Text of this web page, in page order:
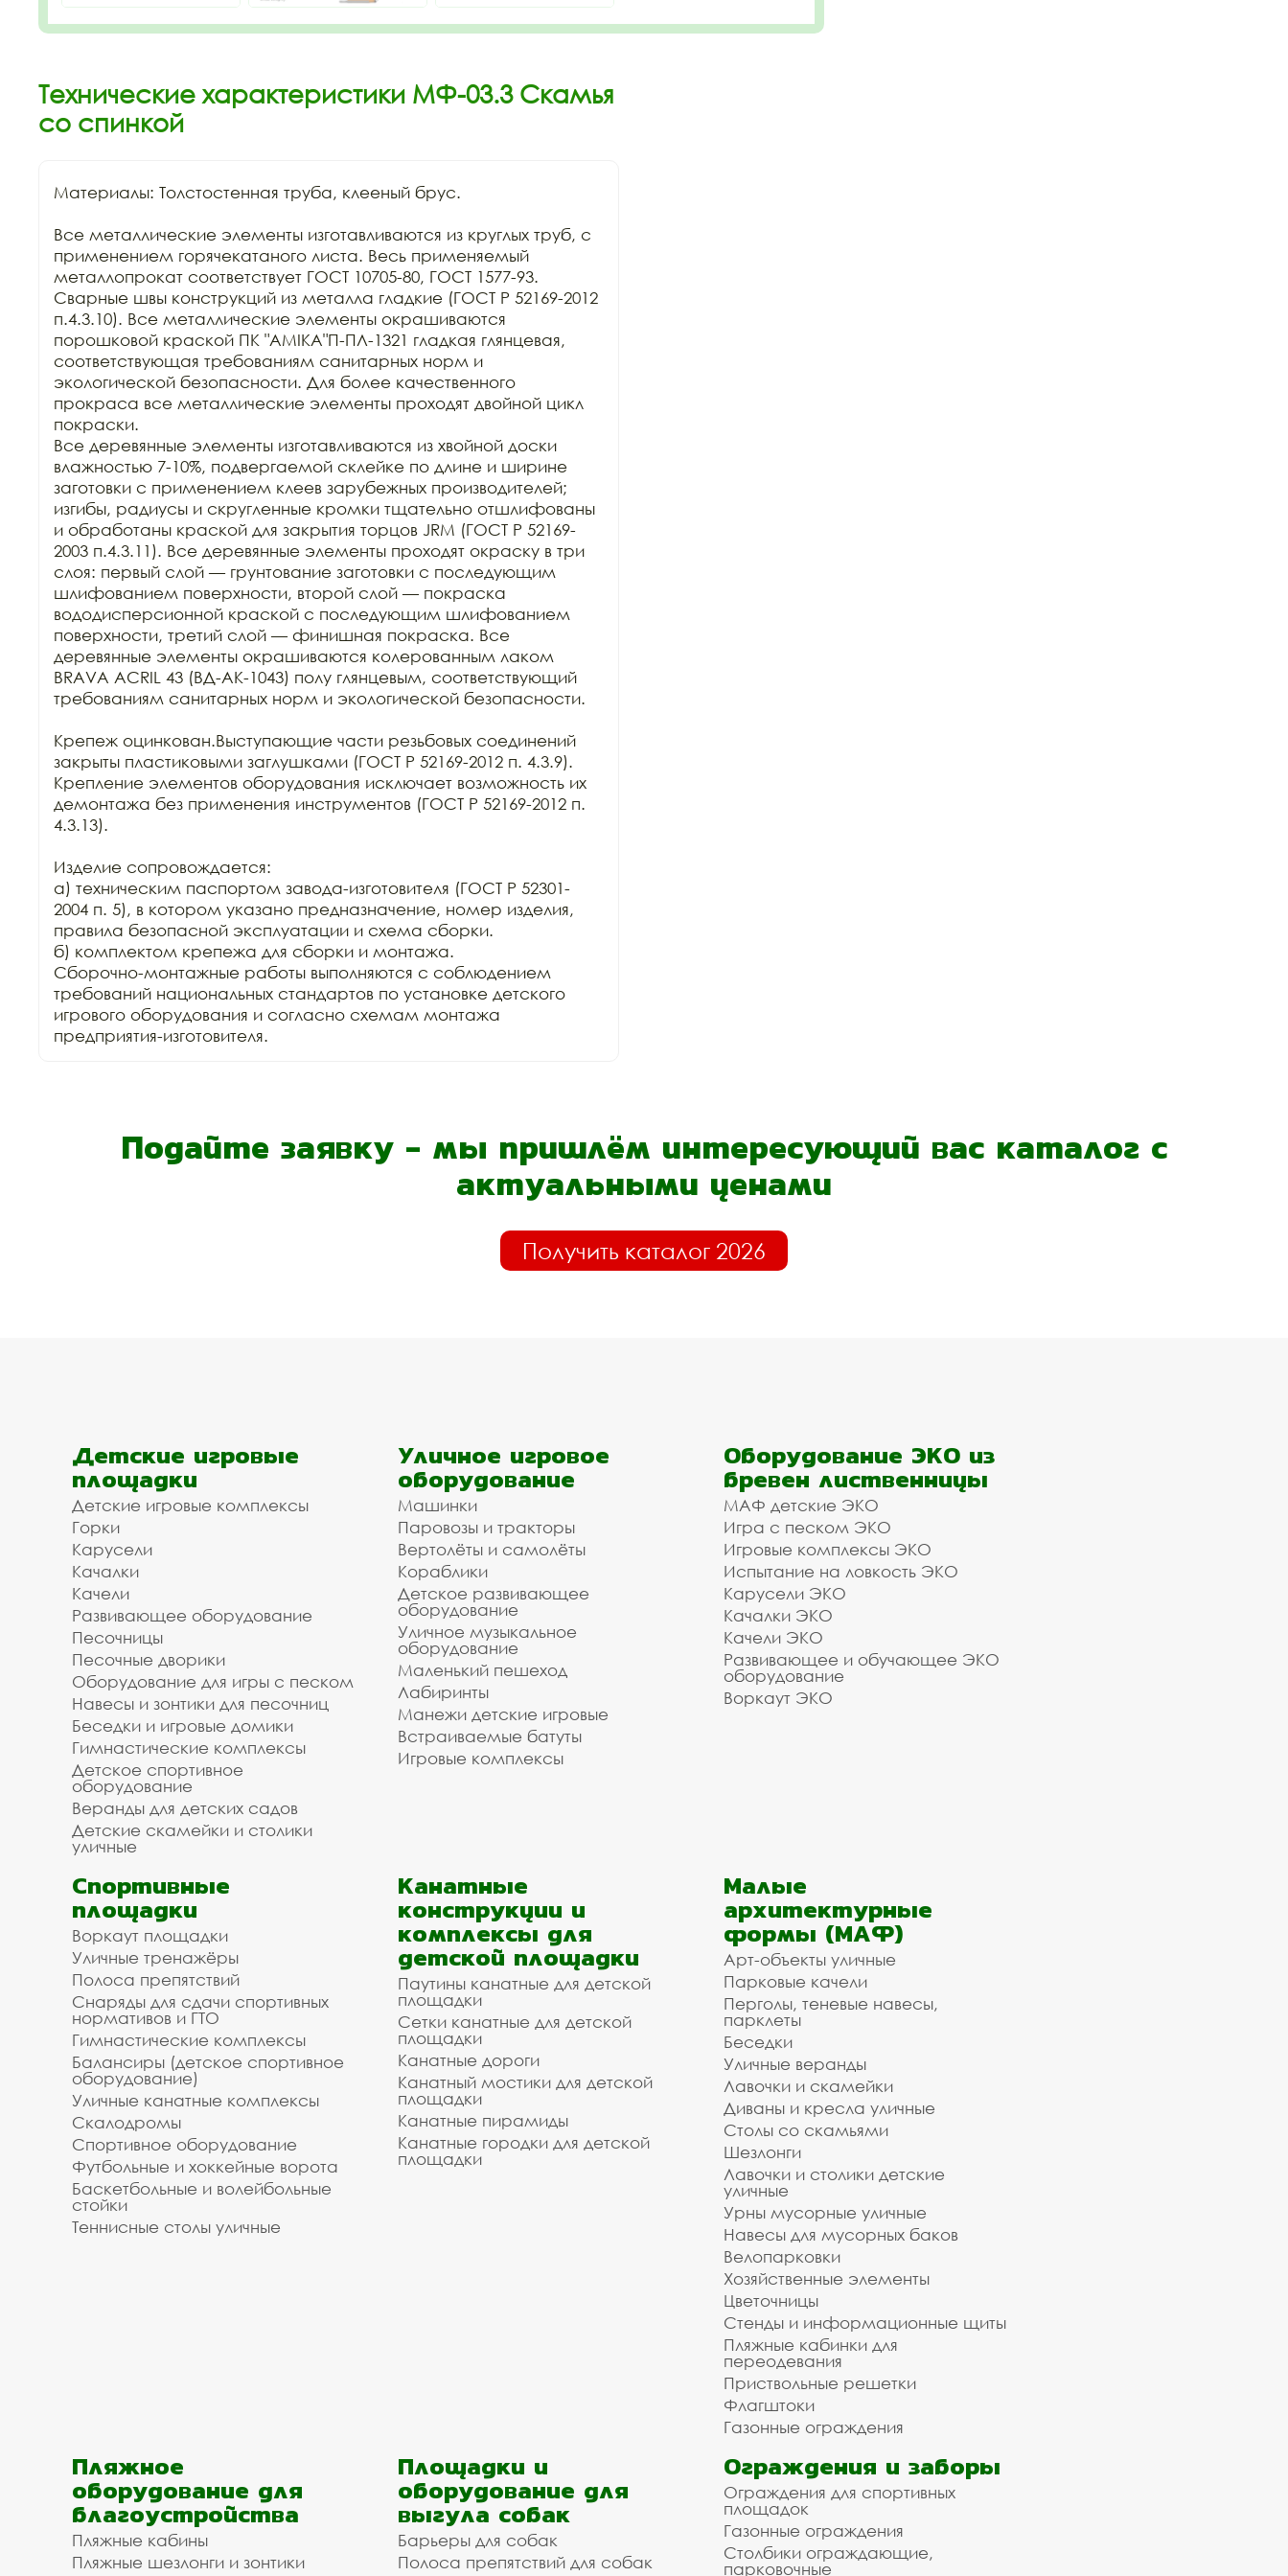
Технические характеристики МФ-03.3 Скамья
со спинкой
Материалы: Толстостенная труба, клееный брус.
Все металлические элементы изготавливаются из круглых труб, с
применением горячекатаного листа. Весь применяемый
металлопрокат соответствует ГОСТ 10705-80, ГОСТ 1577-93.
Сварные швы конструкций из металла гладкие (ГОСТ Р 52169-2012
п.4.3.10). Все металлические элементы окрашиваются
порошковой краской ПК "АМIKA"П-ПЛ-1321 гладкая глянцевая,
соответствующая требованиям санитарных норм и
экологической безопасности. Для более качественного
прокраса все металлические элементы проходят двойной цикл
покраски.
Все деревянные элементы изготавливаются из хвойной доски
влажностью 7-10%, подвергаемой склейке по длине и ширине
заготовки с применением клеев зарубежных производителей;
изгибы, радиусы и скругленные кромки тщательно отшлифованы
и обработаны краской для закрытия торцов JRM (ГОСТ Р 52169-
2003 п.4.3.11). Все деревянные элементы проходят окраску в три
слоя: первый слой — грунтование заготовки с последующим
шлифованием поверхности, второй слой — покраска
вододисперсионной краской с последующим шлифованием
поверхности, третий слой — финишная покраска. Все
деревянные элементы окрашиваются колерованным лаком
BRAVA ACRIL 43 (ВД-АК-1043) полу глянцевым, соответствующий
требованиям санитарных норм и экологической безопасности.
Крепеж оцинкован.Выступающие части резьбовых соединений
закрыты пластиковыми заглушками (ГОСТ Р 52169-2012 п. 4.3.9).
Крепление элементов оборудования исключает возможность их
демонтажа без применения инструментов (ГОСТ Р 52169-2012 п.
4.3.13).
Изделие сопровождается:
а) техническим паспортом завода-изготовителя (ГОСТ Р 52301-
2004 п. 5), в котором указано предназначение, номер изделия,
правила безопасной эксплуатации и схема сборки.
б) комплектом крепежа для сборки и монтажа.
Сборочно-монтажные работы выполняются с соблюдением
требований национальных стандартов по установке детского
игрового оборудования и согласно схемам монтажа
Подайте заявку - мы пришлём интересующий вас каталог с
актуальными ценами
Получить каталог 2026
Детские игровые
площадки
Детские игровые комплексы
Горки
Карусели
Качалки
Качели
Развивающее оборудование
Песочницы
Песочные дворики
Оборудование для игры с песком
Навесы и зонтики для песочниц
Беседки и игровые домики
Гимнастические комплексы
Детское спортивное
оборудование
Веранды для детских садов
Детские скамейки и столики
уличные
Уличное игровое
оборудование
Машинки
Паровозы и тракторы
Вертолёты и самолёты
Кораблики
Детское развивающее
оборудование
Уличное музыкальное
оборудование
Маленький пешеход
Лабиринты
Манежи детские игровые
Встраиваемые батуты
Игровые комплексы
Оборудование ЭКО из
бревен лиственницы
МАФ детские ЭКО
Игра с песком ЭКО
Игровые комплексы ЭКО
Испытание на ловкость ЭКО
Карусели ЭКО
Качалки ЭКО
Качели ЭКО
Развивающее и обучающее ЭКО
оборудование
Воркаут ЭКО
Спортивные
площадки
Воркаут площадки
Уличные тренажёры
Полоса препятствий
Снаряды для сдачи спортивных
нормативов и ГТО
Гимнастические комплексы
Балансиры (детское спортивное
оборудование)
Уличные канатные комплексы
Скалодромы
Спортивное оборудование
Футбольные и хоккейные ворота
Баскетбольные и волейбольные
стойки
Теннисные столы уличные
Канатные
конструкции и
комплексы для
детской площадки
Паутины канатные для детской
площадки
Сетки канатные для детской
площадки
Канатные дороги
Канатный мостики для детской
площадки
Канатные пирамиды
Канатные городки для детской
площадки
Малые
архитектурные
формы (МАФ)
Арт-объекты уличные
Парковые качели
Перголы, теневые навесы,
парклеты
Беседки
Уличные веранды
Лавочки и скамейки
Диваны и кресла уличные
Столы со скамьями
Шезлонги
Лавочки и столики детские
уличные
Урны мусорные уличные
Навесы для мусорных баков
Велопарковки
Хозяйственные элементы
Цветочницы
Стенды и информационные щиты
Пляжные кабинки для
переодевания
Приствольные решетки
Флагштоки
Газонные ограждения
Пляжное
оборудование для
благоустройства
Пляжные кабины
Пляжные шезлонги и зонтики
Площадки и
оборудование для
выгула собак
Барьеры для собак
Полоса препятствий для собак
Ограждения и заборы
Ограждения для спортивных
площадок
Газонные ограждения
Столбики ограждающие,
парковочные